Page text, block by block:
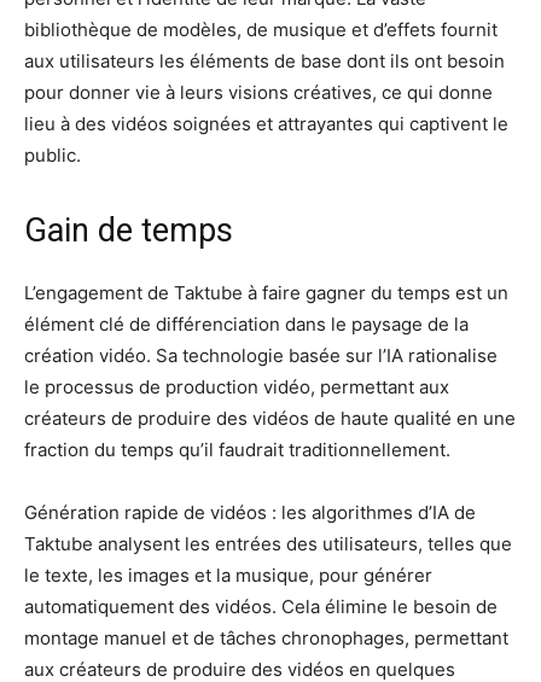
bibliothèque de modèles, de musique et d’effets fournit
aux utilisateurs les éléments de base dont ils ont besoin
pour donner vie à leurs visions créatives, ce qui donne
lieu à des vidéos soignées et attrayantes qui captivent le
public.
Gain de temps
L’engagement de Taktube à faire gagner du temps est un
élément clé de différenciation dans le paysage de la
création vidéo. Sa technologie basée sur l’IA rationalise
le processus de production vidéo, permettant aux
créateurs de produire des vidéos de haute qualité en une
fraction du temps qu’il faudrait traditionnellement.
Génération rapide de vidéos : les algorithmes d’IA de
Taktube analysent les entrées des utilisateurs, telles que
le texte, les images et la musique, pour générer
automatiquement des vidéos. Cela élimine le besoin de
montage manuel et de tâches chronophages, permettant
aux créateurs de produire des vidéos en quelques